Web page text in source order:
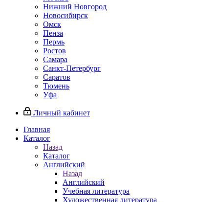
Нижний Новгород
Новосибирск
Омск
Пенза
Пермь
Ростов
Самара
Санкт-Петербург
Саратов
Тюмень
Уфа
Личный кабинет
Главная
Каталог
Назад
Каталог
Английский
Назад
Английский
Учебная литература
Художественная литература